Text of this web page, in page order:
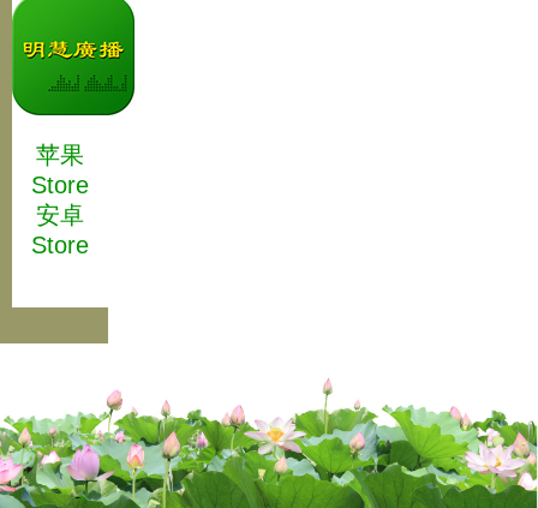
苹果
Store
安卓
Store